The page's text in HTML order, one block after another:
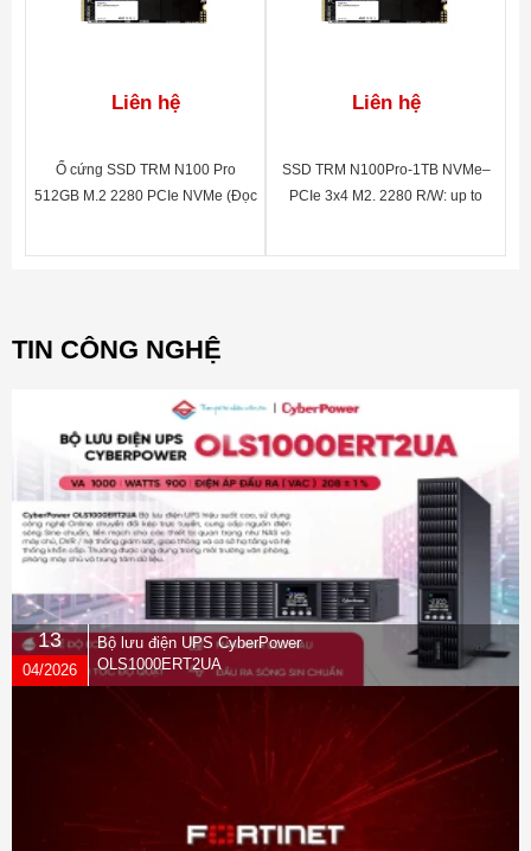
Liên hệ
Ổ cứng SSD TRM N100 Pro
512GB M.2 2280 PCIe NVMe (Đọc
Liên hệ
SSD TRM N100Pro-1TB NVMe–
PCIe 3x4 M2. 2280 R/W: up to
TIN CÔNG NGHỆ
13
04/2026
Bộ lưu điện UPS CyberPower
OLS1000ERT2UA